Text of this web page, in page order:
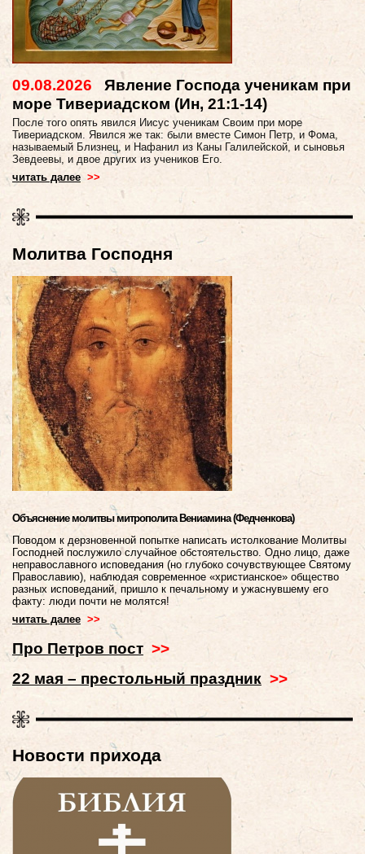
09.08.2026
Явление Господа ученикам при
море Тивериадском (Ин, 21:1-14)
После того опять явился Иисус ученикам Своим при море
Тивериадском. Явился же так: были вместе Симон Петр, и Фома,
называемый Близнец, и Нафанил из Каны Галилейской, и сыновья
Зевдеевы, и двое других из учеников Его.
читать далее>>
Молитва Господня
Объяснение молитвы митрополита Вениамина (Федченкова)
Поводом к дерзновенной попытке написать истолкование Молитвы
Господней послужило случайное обстоятельство. Одно лицо, даже
неправославного исповедания (но глубоко сочувствующее Святому
Православию), наблюдая современное «христианское» общество
разных исповеданий, пришло к печальному и ужаснувшему его
факту: люди почти не молятся!
читать далее>>
Про Петров пост>>
22 мая – престольный праздник>>
Новости прихода